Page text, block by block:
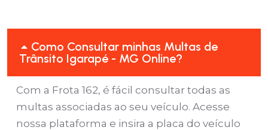
Como Consultar minhas Multas de
Trânsito Igarapé - MG Online?
Com a Frota 162, é fácil consultar todas as
multas associadas ao seu veículo. Acesse
nossa plataforma e insira a placa do veículo